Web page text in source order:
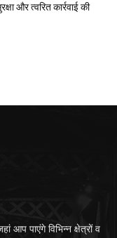
और त्वरित कार्रवाई की
आप पाएंगे विभिन्न क्षेत्रों व